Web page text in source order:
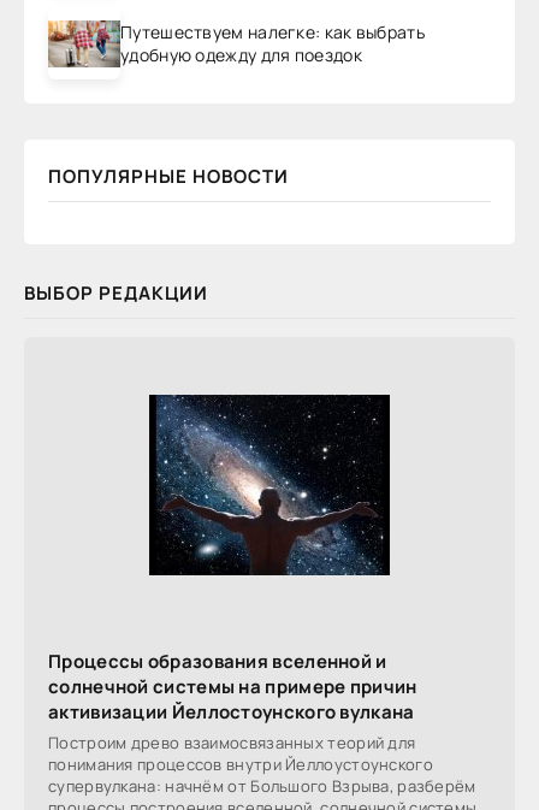
Путешествуем налегке: как выбрать
удобную одежду для поездок
ПОПУЛЯРНЫЕ НОВОСТИ
ВЫБОР РЕДАКЦИИ
Процессы образования вселенной и
солнечной системы на примере причин
активизации Йеллостоунского вулкана
Построим древо взаимосвязанных теорий для
понимания процессов внутри Йеллоустоунского
супервулкана: начнём от Большого Взрыва, разберём